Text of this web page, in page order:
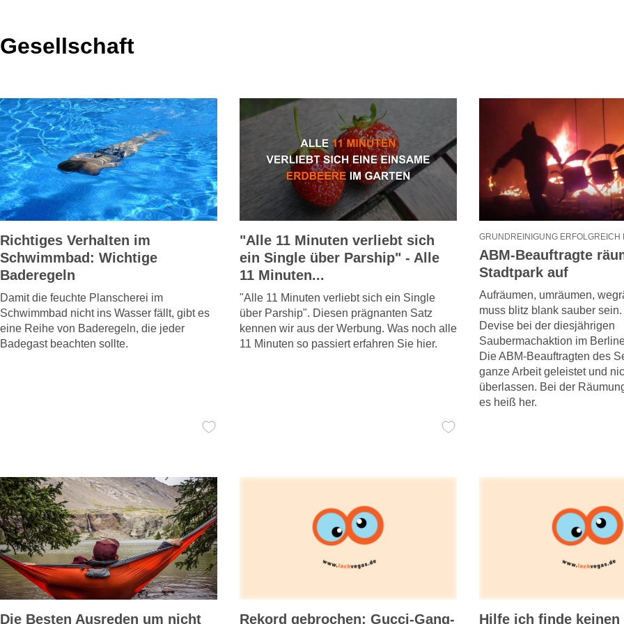
Gesellschaft
Richtiges Verhalten im
Schwimmbad: Wichtige
Baderegeln
Damit die feuchte Planscherei im
Schwimmbad nicht ins Wasser fällt, gibt es
eine Reihe von Baderegeln, die jeder
Badegast beachten sollte.
"Alle 11 Minuten verliebt sich
ein Single über Parship" - Alle
11 Minuten...
"Alle 11 Minuten verliebt sich ein Single
über Parship". Diesen prägnanten Satz
kennen wir aus der Werbung. Was noch alle
11 Minuten so passiert erfahren Sie hier.
GRUNDREINIGUNG ERFOLGREICH
ABM-Beauftragte
Stadtpark auf
Aufräumen, umräumen,
muss blitz blank sauber
Devise bei der diesjährigen
Saubermachaktion im
Die ABM-Beauftragten des
ganze Arbeit geleistet und
überlassen. Bei der
es heiß her.
Die Besten Ausreden um nicht Rekord gebrochen: Gucci-Gang- Hilfe ich finde keinen